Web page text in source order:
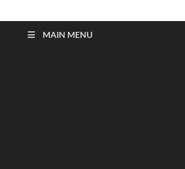
MAIN MENU